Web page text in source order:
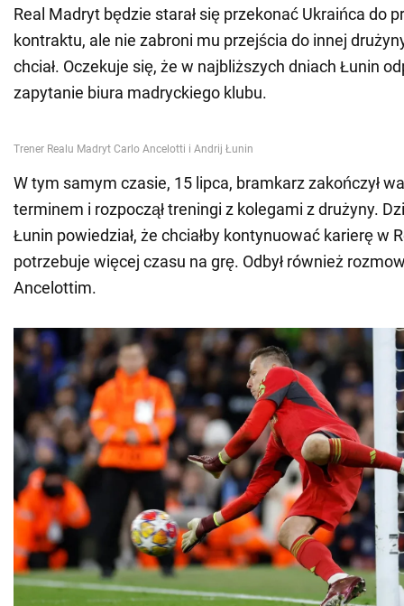
Real Madryt będzie starał się przekonać Ukraińca do
kontraktu, ale nie zabroni mu przejścia do innej
chciał. Oczekuje się, że w najbliższych dniach Łunin
zapytanie biura madryckiego klubu.
W tym samym czasie, 15 lipca, bramkarz zakończył
terminem i rozpoczął treningi z kolegami z drużyny.
Łunin powiedział, że chciałby kontynuować karierę w
potrzebuje więcej czasu na grę. Odbył również
Ancelottim.